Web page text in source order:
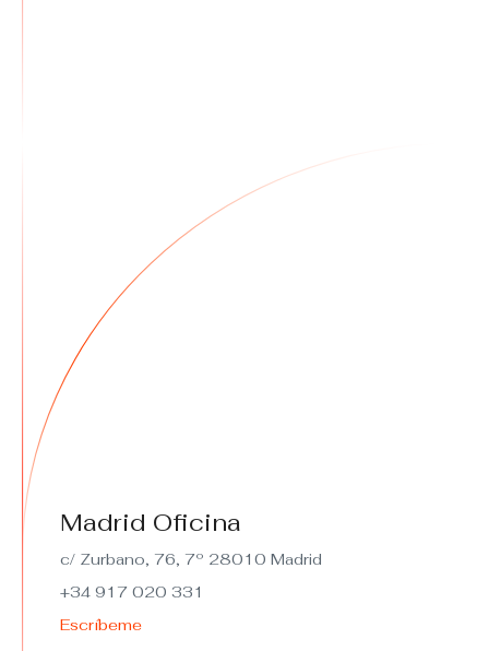
Madrid Oficina
c/ Zurbano, 76, 7º 28010 Madrid
+34 917 020 331
Escríbeme